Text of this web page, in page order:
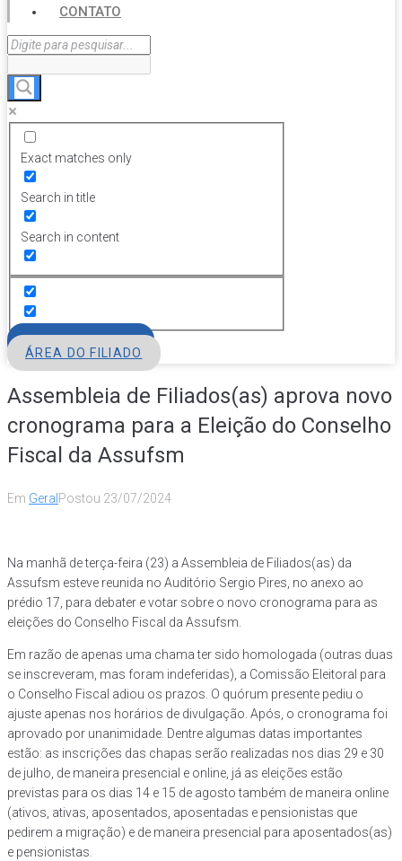
CONTATO
Exact matches only
Search in title
Search in content
ÁREA DO FILIADO
Assembleia de Filiados(as) aprova novo
cronograma para a Eleição do Conselho
Fiscal da Assufsm
Em Geral Postou 23/07/2024
Na manhã de terça-feira (23) a Assembleia de Filiados(as) da
Assufsm esteve reunida no Auditório Sergio Pires, no anexo ao
prédio 17, para debater e votar sobre o novo cronograma para as
eleições do Conselho Fiscal da Assufsm.
Em razão de apenas uma chama ter sido homologada (outras duas
se inscreveram, mas foram indeferidas), a Comissão Eleitoral para
o Conselho Fiscal adiou os prazos. O quórum presente pediu o
ajuste apenas nos horários de divulgação. Após, o cronograma foi
aprovado por unanimidade. Dentre algumas datas importantes
estão: as inscrições das chapas serão realizadas nos dias 29 e 30
de julho, de maneira presencial e online, já as eleições estão
previstas para os dias 14 e 15 de agosto também de maneira online
(ativos, ativas, aposentados, aposentadas e pensionistas que
pedirem a migração) e de maneira presencial para aposentados(as)
e pensionistas.